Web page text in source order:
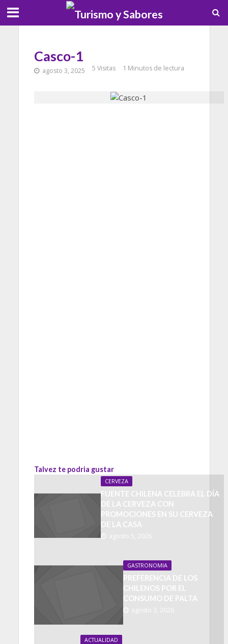
Casco-1
agosto 3, 2025 5 Visitas 1 Minutos de lectura
Talvez te podria gustar
CERVEZA
FUENTE CHILENA CELEBRA EL DÍA
DE LA CERVEZA CON
PROMOCIONES EN SU CERVEZA
DE LA CASA
agosto 5, 2026
GASTRONOMIA
PREFERENCIA DE LOS
CHILENOS POR EL
CONSUMO DE PALTA
agosto 3, 2026
ACTUALIDAD